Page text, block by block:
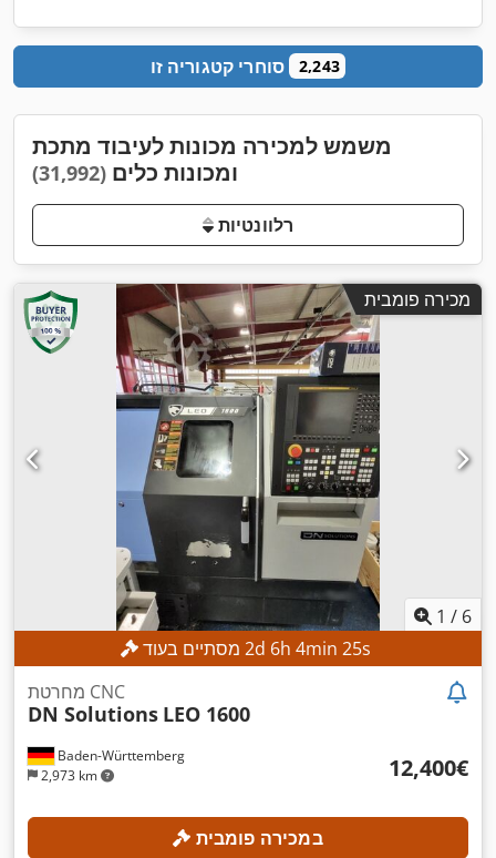
סוחרי קטגוריה זו 2,243
משמש למכירה מכונות לעיבוד מתכת
ומכונות כלים (31,992)
רלוונטיות
מכירה פומבית
1 / 6
2d 6h 4min 23s
Baden-Württemberg
2,973 km
מחרטת CNC
DN Solutions LEO 1600
‏12,400 ‏€
במכירה פומבית